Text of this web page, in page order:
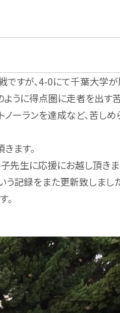
すが、4-0にて千葉大学
うに得点圏に走者を出す
ーランを達成など、苦し
ます。
生に応援にお越し頂きま
記録をまた更新致しまし
。